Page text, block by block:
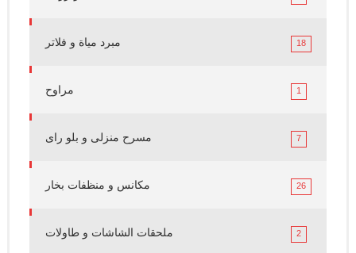
مبرد مياة و فلاتر 18
مراوح 1
مسرح منزلى و بلو راى 7
مكانس و منظفات بخار 26
ملحقات الشاشات و طاولات 2